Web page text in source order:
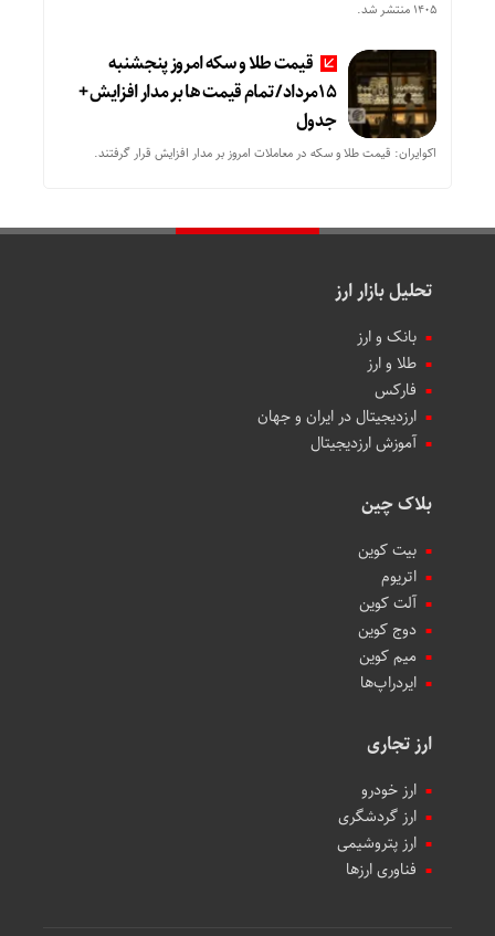
۱۴۰۵ منتشر شد.
قیمت طلا و سکه امروز پنجشنبه
15مرداد/ تمام قیمت ها بر مدار افزایش +
جدول
اکوایران: قیمت طلا و سکه در معاملات امروز بر مدار افزایش قرار گرفتند.
تحلیل بازار ارز
بانک و ارز
طلا و ارز
فارکس
ارزدیجیتال در ایران و جهان
آموزش ارزدیجیتال
بلاک چین
بیت کوین
اتریوم
آلت کوین
دوج کوین
میم کوین‌
ایردراپ‌ها
ارز تجاری
ارز خودرو
ارز گردشگری
ارز پتروشیمی
فناوری ارزها